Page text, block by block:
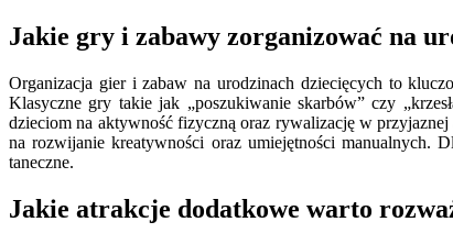
Jakie gry i zabawy zorganizować na
Organizacja gier i zabaw na urodzinach dziecięcych to
Klasyczne gry takie jak „poszukiwanie skarbów” czy
dzieciom na aktywność fizyczną oraz rywalizację w przyjaznej
na rozwijanie kreatywności oraz umiejętności manualnych.
taneczne.
Jakie atrakcje dodatkowe warto